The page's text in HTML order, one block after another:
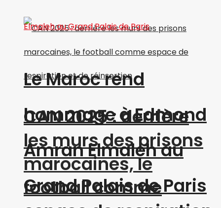
CAN 2025 : derrière
les murs des prisons
marocaines, le
football comme
Le Maroc rend
hommage à Edmond
Amran Elmaleh au
Grand Palais de Paris